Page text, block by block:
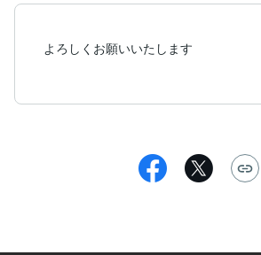
よろしくお願いいたします